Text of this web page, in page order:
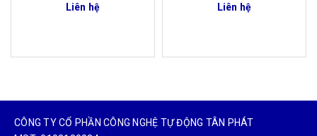
Liên hệ Liên hệ
CÔNG TY CỔ PHẦN CÔNG NGHỆ TỰ ĐỘNG TÂN PHÁT